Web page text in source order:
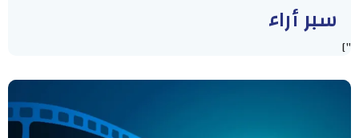
سبر أراء
"]